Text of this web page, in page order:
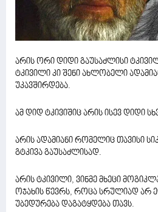
არის ორი დიდი გაუსაძლისი
ტკივილი კი შენი ახლობელი
უკავშირდება.
ამ დიდ ტკივიშიც არის ისევ დიდი
არის ადამიანი რომელიც თავისი
გტკივა გაუსაძლისად.
არის ტკივილი, ვინმე მხეცი
ოჯახის წევრს, როცა სრულიად არ
უბედურება დაგატყდება თავს.